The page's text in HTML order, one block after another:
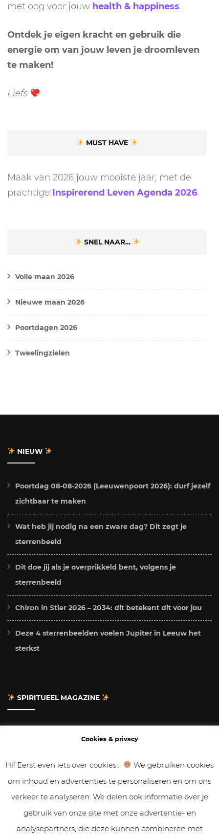
met oog voor jouw health & happiness.
Ontdek je eigen kracht en gebruik die
energie om van jouw leven je droomleven
te maken!
Liefs
MUST HAVE
Maak van 2026 jouw mooiste jaar, met de
prachtige Inspirerend Leven Agenda 2026.
SNEL NAAR…
Volle maan 2026
Nieuwe maan 2026
Poortdagen 2026
Tweelingzielen
NIEUW
Poortdag 08-08-2026 (Leeuwenpoort 2026): durf jezelf
zichtbaar te maken
Wat heb jij nodig na een zware dag? Dit zegt je
sterrenbeeld
Dit doe jij als je overprikkeld bent, volgens je
sterrenbeeld
Chiron in Stier 2026 – 2034: dit betekent dit voor jou
Deze 4 sterrenbeelden voelen Jupiter in Leeuw het
sterkst
SPIRITUEEL MAGAZINE
Gastbloggen
Samenwerken
Cookies & Privacy
Cookies & privacy
Hi! Eerst even iets over cookies...
We gebruiken cookies
om inhoud en advertenties te personaliseren en om ons
verkeer te analyseren. We delen ook informatie over je
gebruik van onze site met onze advertentie- en
analysepartners, die deze kunnen combineren met